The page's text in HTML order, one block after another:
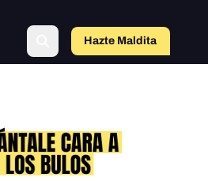
Hazte Maldito